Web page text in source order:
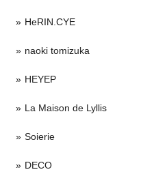
HeRIN.CYE
naoki tomizuka
HEYEP
La Maison de Lyllis
Soierie
DECO